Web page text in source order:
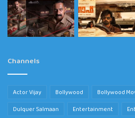
Channels
Actor Vijay Bollywood Bollywood
Dulquer Salmaan
Entertainment